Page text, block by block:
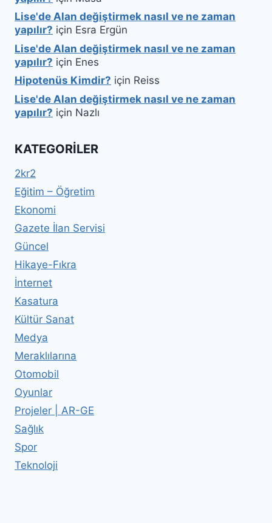
Lise'de Alan değiştirmek nasıl ve ne zaman
yapılır? için Esra Ergün
Lise'de Alan değiştirmek nasıl ve ne zaman
yapılır? için Enes
Hipotenüs Kimdir? için Reiss
Lise'de Alan değiştirmek nasıl ve ne zaman
yapılır? için Nazlı
KATEGORILER
2kr2
Eğitim – Öğretim
Ekonomi
Gazete İlan Servisi
Güncel
Hikaye-Fıkra
İnternet
Kasatura
Kültür Sanat
Medya
Meraklılarına
Otomobil
Oyunlar
Projeler | AR-GE
Sağlık
Spor
Teknoloji